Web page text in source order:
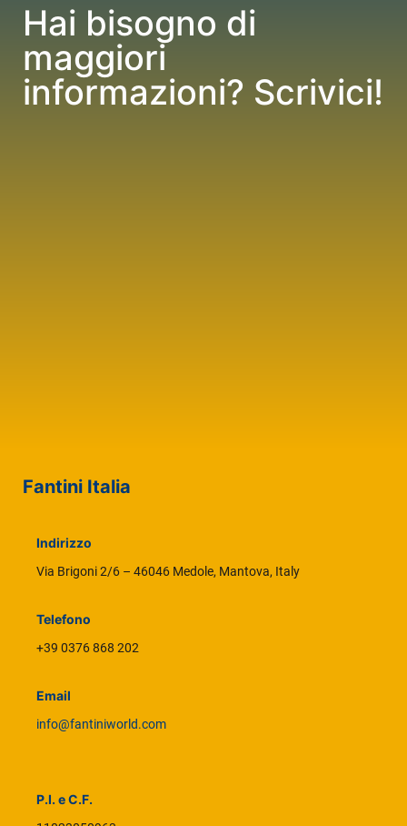
Hai bisogno di
maggiori
informazioni? Scrivici!
Fantini Italia
Indirizzo
Via Brigoni 2/6 – 46046 Medole, Mantova, Italy
Telefono
+39 0376 868 202
Email
info@fantiniworld.com
P.I. e C.F.